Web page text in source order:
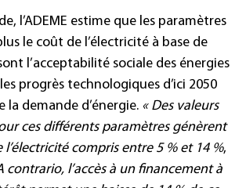
l’ADEME estime que les paramètres
le coût de l’électricité à base de
l’acceptabilité sociale des énergies
progrès technologiques d’ici 2050
la demande d’énergie. « Des valeurs
ces différents paramètres génèrent
l’électricité compris entre 5 % et 14 %,
contrario, l’accès à un financement à